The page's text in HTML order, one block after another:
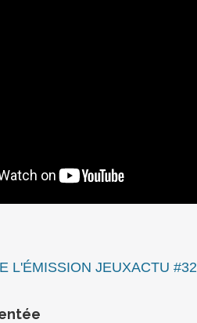
L'ÉMISSION JEUXACTU #32